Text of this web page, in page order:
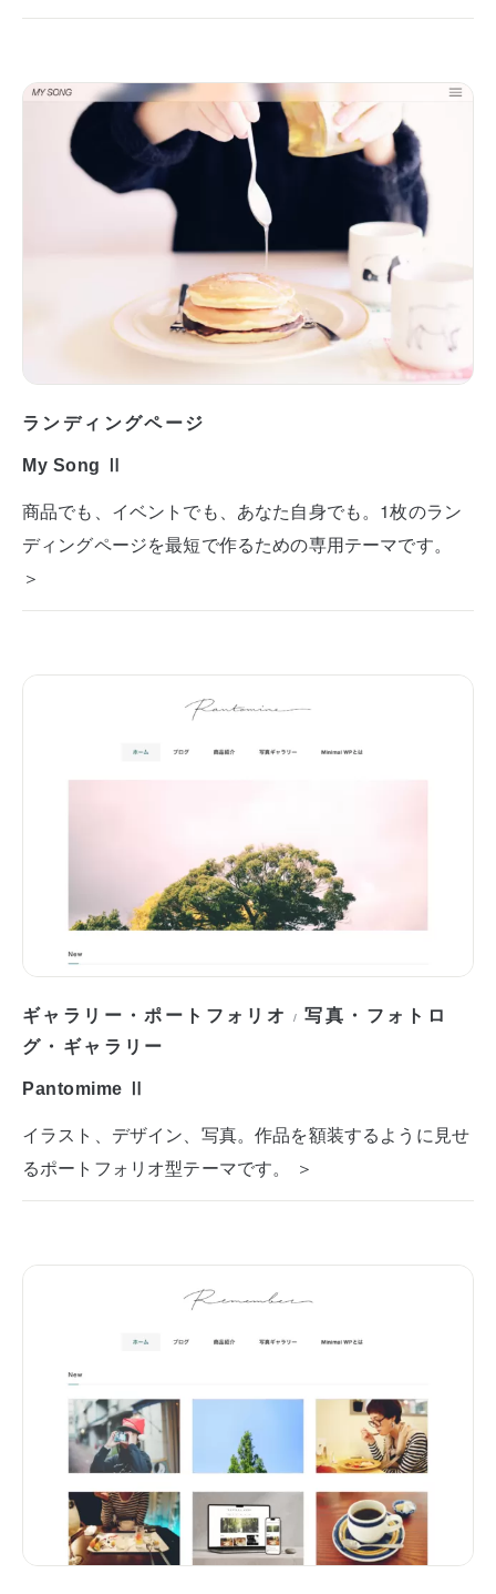
ランディングページ
My Song Ⅱ
商品でも、イベントでも、あなた自身でも。1枚のラン
ディングページを最短で作るための専用テーマです。
＞
ギャラリー・ポートフォリオ /写真・フォトロ
グ・ギャラリー
Pantomime Ⅱ
イラスト、デザイン、写真。作品を額装するように見せ
るポートフォリオ型テーマです。 ＞